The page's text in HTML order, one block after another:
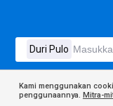
Kami menggunakan
penggunaannya. Mitra-